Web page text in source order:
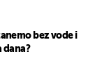
bez vode i
dana?